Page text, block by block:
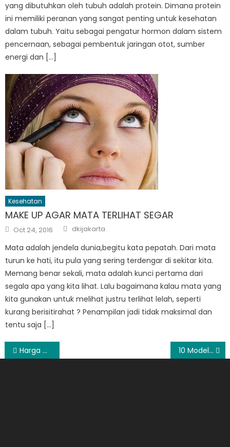
yang dibutuhkan oleh tubuh adalah protein. Dimana protein
ini memiliki peranan yang sangat penting untuk kesehatan
dalam tubuh. Yaitu sebagai pengatur hormon dalam sistem
pencernaan, sebagai pembentuk jaringan otot, sumber
energi dan […]
Kesehatan
MAKE UP AGAR MATA TERLIHAT SEGAR
Posted
on
Oct 24, 2016 Author
dkijakarta
Mata adalah jendela dunia,begitu kata pepatah. Dari mata
turun ke hati, itu pula yang sering terdengar di sekitar kita.
Memang benar sekali, mata adalah kunci pertama dari
segala apa yang kita lihat. Lalu bagaimana kalau mata yang
kita gunakan untuk melihat justru terlihat lelah, seperti
kurang berisitirahat ? Penampilan jadi tidak maksimal dan
tentu saja […]
Post
Harga Cincin Tunangan Emas Terbaru 2024 10 Model Cincin Pernikahan yang Bisa Anda Jadikan Inspirasi